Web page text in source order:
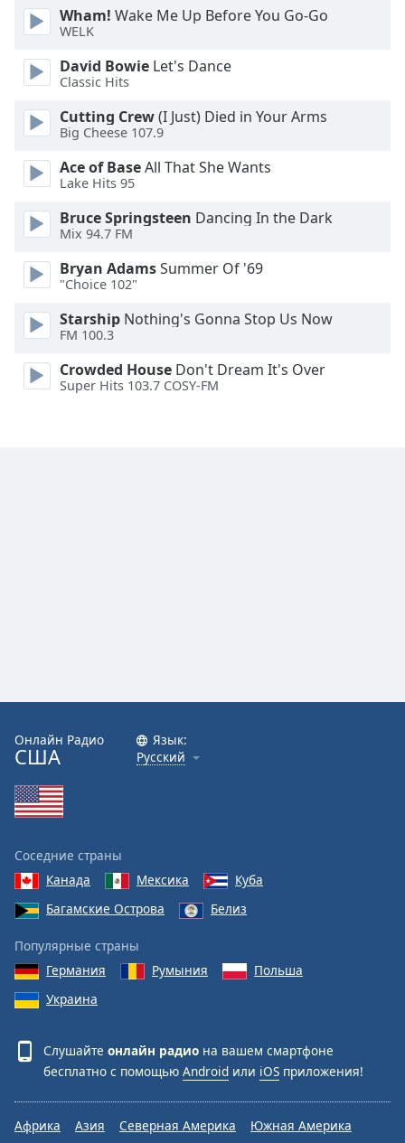
Reset
Done
Close
Modal
Dialog
window.
Wham! Wake Me Up Before You Go-Go
WELK
David Bowie Let's Dance
Classic Hits
Cutting Crew(I Just) Died in Your Arms
Big Cheese 107.9
Ace of BaseAll That She Wants
Lake Hits 95
Bruce Springsteen Dancing In the Dark
Mix 94.7 FM
Bryan AdamsSummer Of '69
"Choice 102"
Starship Nothing's Gonna Stop Us Now
FM 100.3
Crowded House Don't Dream It's Over
Super Hits 103.7 COSY-FM
Онлайн Радио
США
Язык:
Русский
Соседние страны
Канада
Мексика
Куба
Багамские Острова
Белиз
Популярные страны
Германия
Румыния
Польша
Украина
Слушайте онлайн радио на вашем смартфоне
бесплатно с помощью Android или iOS приложения!
Африка Азия Северная Америка
Южная Америка